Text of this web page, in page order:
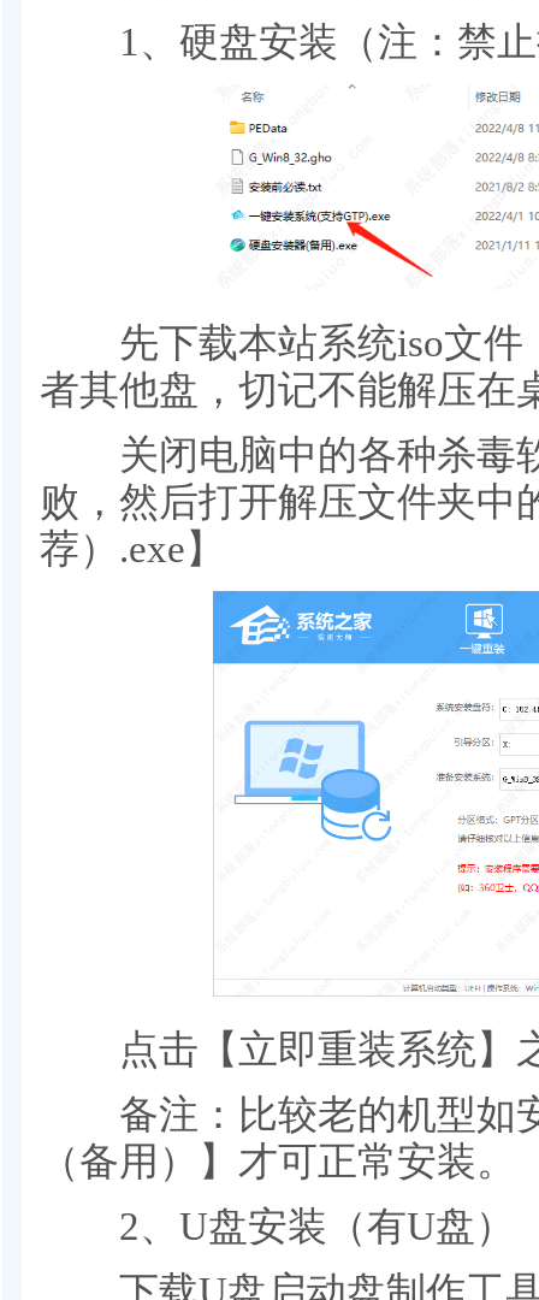
1、硬盘安装（注：禁止
先下载本站系统iso文件
者其他盘，切记不能解压在
关闭电脑中的各种杀毒
败，然后打开解压文件夹中
荐）.exe】
点击【立即重装系统】
备注：比较老的机型如
（备用）】才可正常安装。
2、U盘安装（有U盘）